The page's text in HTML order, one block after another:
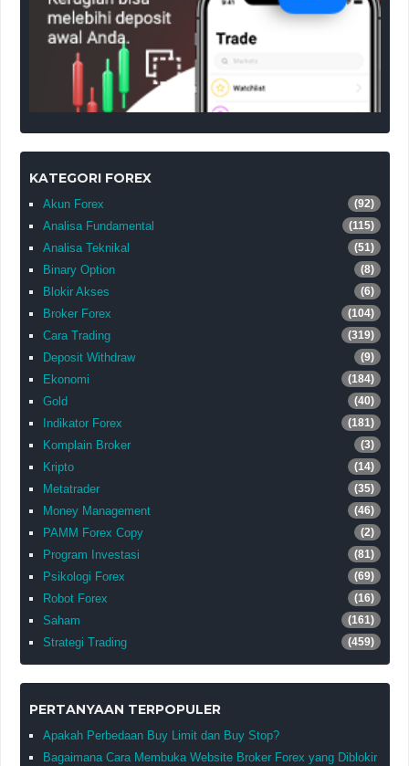
KATEGORI FOREX
Akun Forex (92)
Analisa Fundamental (115)
Analisa Teknikal (51)
Binary Option (8)
Blokir Akses (6)
Broker Forex (104)
Cara Trading (319)
Deposit Withdraw (9)
Ekonomi (184)
Gold (40)
Indikator Forex (181)
Komplain Broker (3)
Kripto (14)
Metatrader (35)
Money Management (46)
PAMM Forex Copy (2)
Program Investasi (81)
Psikologi Forex (69)
Robot Forex (16)
Saham (161)
Strategi Trading (459)
PERTANYAAN TERPOPULER
Apakah Perbedaan Buy Limit dan Buy Stop?
Bagaimana Cara Membuka Website Broker Forex yang Diblokir